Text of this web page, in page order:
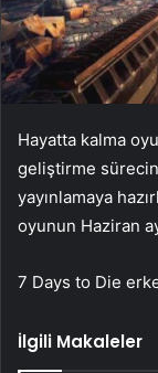
Hayatta kalma
geliştirme
yayınlamaya
oyunun Haziran
7 Days to Die
İlgili Makaleler